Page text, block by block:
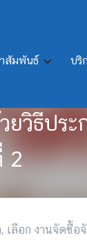
สัมพันธ์ บริ
บบ
วิธีประ
2
, เลือก งานจัดซื้อ